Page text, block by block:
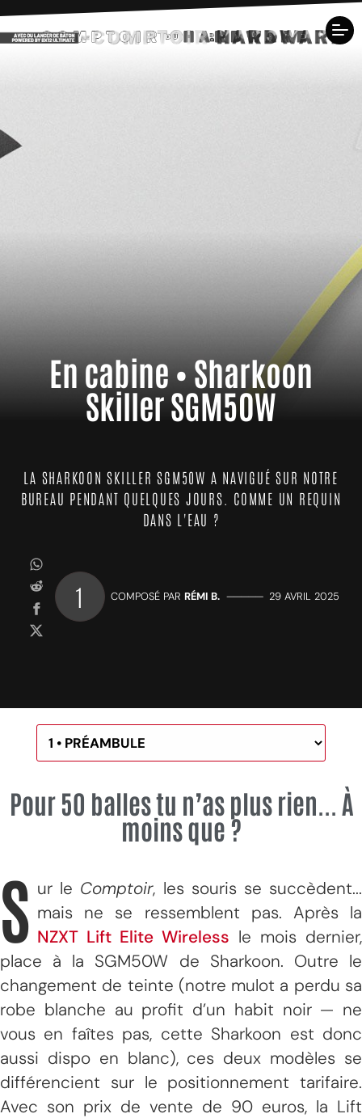
En cabine • Sharkoon
Skiller SGM50W
LA SHARKOON SKILLER SGM50W A NAVIGUÉ SUR NOTRE
BUREAU PENDANT QUELQUES JOURS. COMME UN REQUIN
DANS L'EAU ?
1 COMPOSÉ PAR RÉMI B. ————— 29 AVRIL 2025
Pour 50 balles tu n’as plus rien... À
moins que ?
S ur le Comptoir, les souris se succèdent...
mais ne se ressemblent pas. Après la
NZXT Lift Elite Wireless le mois dernier,
place à la SGM50W de Sharkoon. Outre le
changement de teinte (notre mulot a perdu sa
robe blanche au profit d’un habit noir — ne
vous en faîtes pas, cette Sharkoon est donc
aussi dispo en blanc), ces deux modèles se
différencient sur le positionnement tarifaire.
Avec son prix de vente de 90 euros, la Lift